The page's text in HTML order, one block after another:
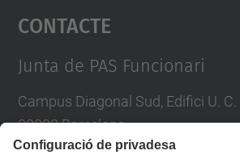
powered by
Contacte
Junta de PAS Funcionari
Campus Diagonal Sud, Edifici U.
08028 Barcelona